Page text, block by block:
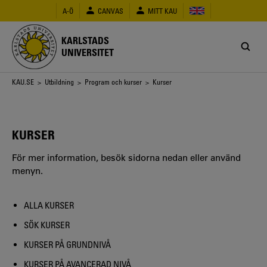
huvudinnehåll
A-Ö CANVAS MITT KAU
KARLSTADS
UNIVERSITET
Länkstig
KAU.SE > Utbildning > Program och kurser > Kurser
KURSER
För mer information, besök sidorna nedan eller använd
menyn.
ALLA KURSER
SÖK KURSER
KURSER PÅ GRUNDNIVÅ
KURSER PÅ AVANCERAD NIVÅ